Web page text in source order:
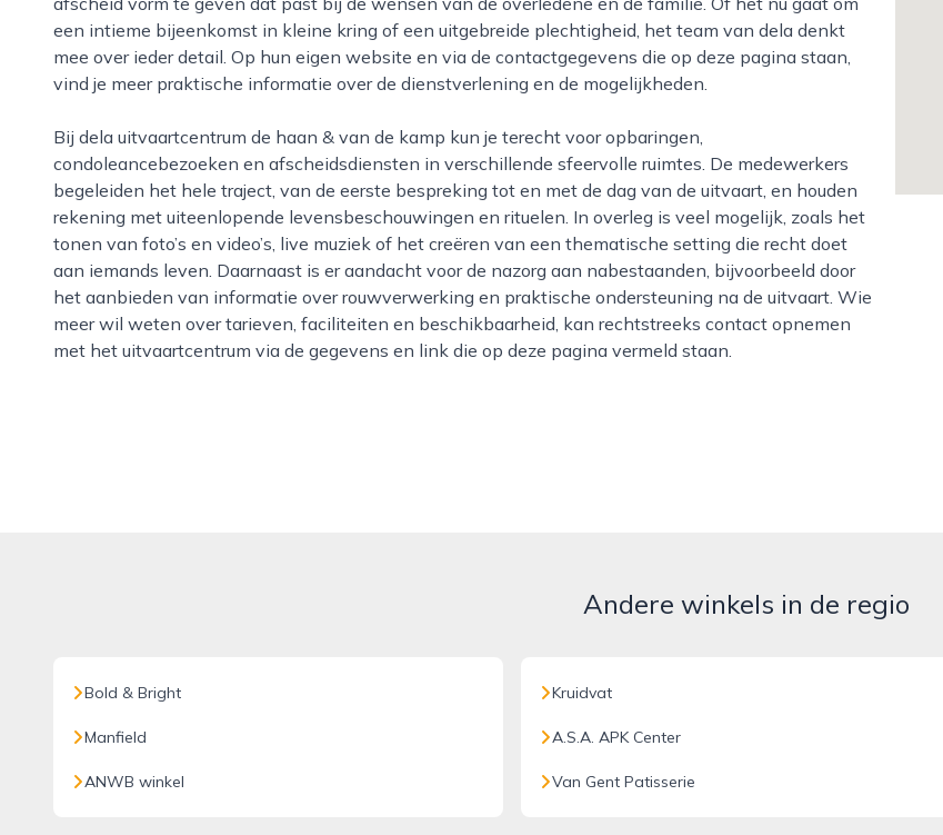
een intieme bijeenkomst in kleine kring of een uitgebreide plechtigheid, het team van dela denkt
mee over ieder detail. Op hun eigen website en via de contactgegevens die op deze pagina staan,
vind je meer praktische informatie over de dienstverlening en de mogelijkheden.
Bij dela uitvaartcentrum de haan & van de kamp kun je terecht voor opbaringen,
condoleancebezoeken en afscheidsdiensten in verschillende sfeervolle ruimtes. De medewerkers
begeleiden het hele traject, van de eerste bespreking tot en met de dag van de uitvaart, en houden
rekening met uiteenlopende levensbeschouwingen en rituelen. In overleg is veel mogelijk, zoals het
tonen van foto’s en video’s, live muziek of het creëren van een thematische setting die recht doet
aan iemands leven. Daarnaast is er aandacht voor de nazorg aan nabestaanden, bijvoorbeeld door
het aanbieden van informatie over rouwverwerking en praktische ondersteuning na de uitvaart. Wie
meer wil weten over tarieven, faciliteiten en beschikbaarheid, kan rechtstreeks contact opnemen
met het uitvaartcentrum via de gegevens en link die op deze pagina vermeld staan.
Andere winkels in de regio
Bold & Bright
Manfield
ANWB winkel
Kruidvat
A.S.A. APK Center
Van Gent Patisserie